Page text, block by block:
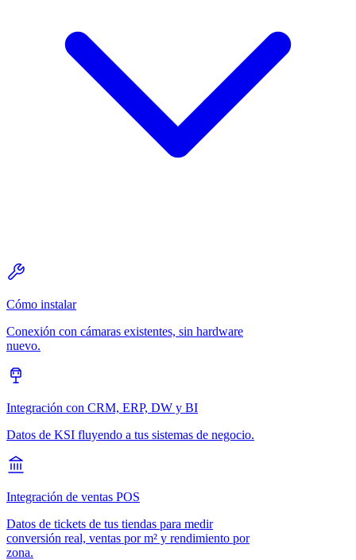
Cómo instalar
Conexión con cámaras existentes, sin hardware
nuevo.
Integración con CRM, ERP, DW y BI
Datos de KSI fluyendo a tus sistemas de negocio.
Integración de ventas POS
Datos de tickets de tus tiendas para medir
conversión real, ventas por m² y rendimiento por
zona.